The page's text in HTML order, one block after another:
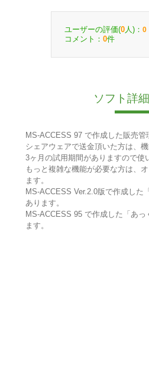
ユーザーの評価(0 人)： 0
コメント： 0件
ソフト詳
MS-ACCESS 97 で作成した販売管
シェアウェアで送金頂いた方は、機
3ヶ月の試用期間がありますので使
もっと複雑な機能が必要な方は、
ます。
MS-ACCESS Ver.2.0版で作成した
あります。
MS-ACCESS 95 で作成した「あっ
ます。